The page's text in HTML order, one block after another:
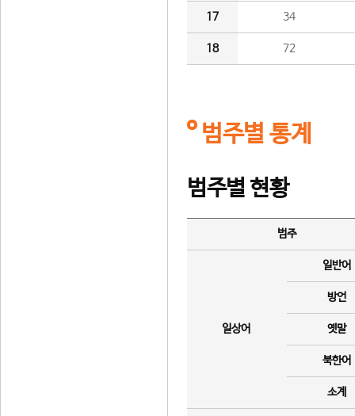
17 34
18 72
범주별 통계
범주별 현황
범주
일상어
일반어
방언
옛말
북한어
소계